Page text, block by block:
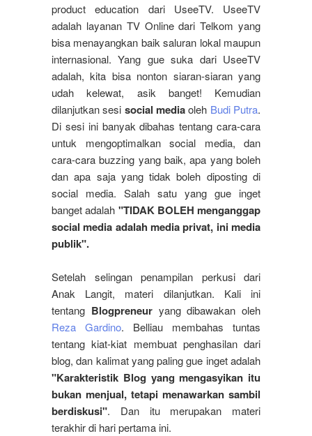
product education dari UseeTV. UseeTV
adalah layanan TV Online dari Telkom yang
bisa menayangkan baik saluran lokal maupun
internasional. Yang gue suka dari UseeTV
adalah, kita bisa nonton siaran-siaran yang
udah kelewat, asik banget! Kemudian
dilanjutkan sesi social mediaoleh Budi Putra.
Di sesi ini banyak dibahas tentang cara-cara
untuk mengoptimalkan social media, dan
cara-cara buzzing yang baik, apa yang boleh
dan apa saja yang tidak boleh diposting di
social media. Salah satu yang gue inget
banget adalah "TIDAK BOLEH menganggap
social media adalah media privat, ini media
publik".
Setelah selingan penampilan perkusi dari
Anak Langit, materi dilanjutkan. Kali ini
tentang Blogpreneuryang dibawakan oleh
Reza Gardino. Belliau membahas tuntas
tentang kiat-kiat membuat penghasilan dari
blog, dan kalimat yang paling gue inget adalah
"Karakteristik Blog yang mengasyikan itu
bukan menjual, tetapi menawarkan sambil
berdiskusi". Dan itu merupakan materi
terakhir di hari pertama ini.